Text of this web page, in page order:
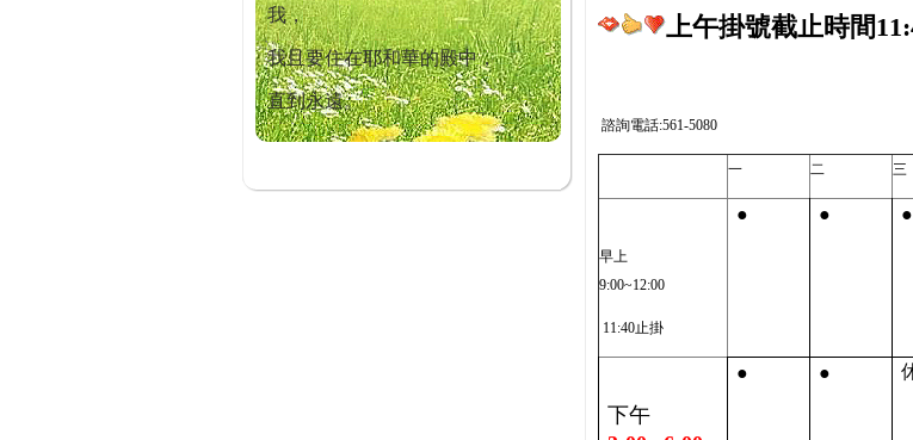
我，
我且要住在耶和華的殿中，
直到永遠。
上午掛號截止時間
諮詢電話:561-5080
一 二 三
早上
9:00~12:00
11:40止掛
● ● ●
下午
● ●